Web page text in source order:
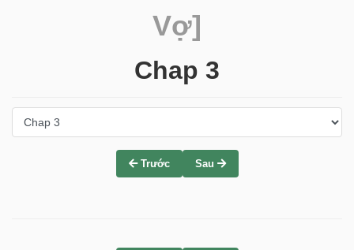
Vợ]
Chap 3
Trước Sau